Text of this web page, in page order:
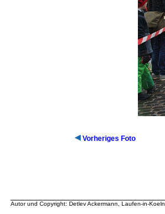
Vorheriges Foto
Autor und Copyright: Detlev Ackermann, Laufen-in-Koeln